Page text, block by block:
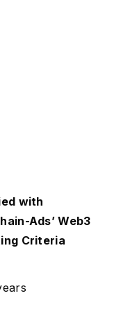
with
Ads’ Web3
Criteria